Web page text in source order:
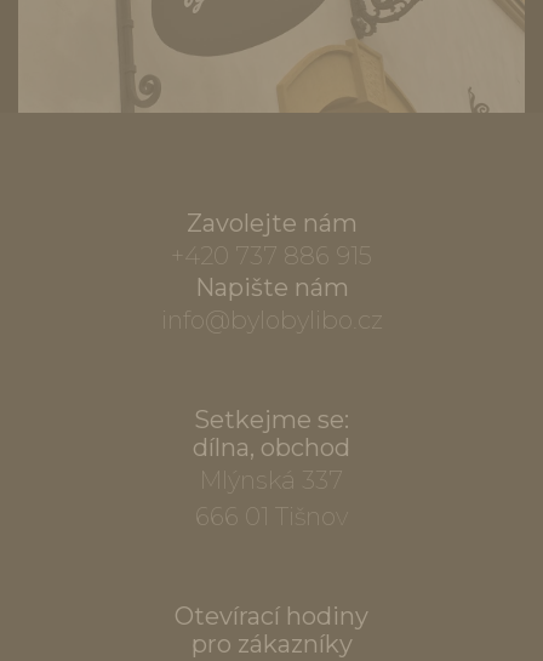
Zavolejte nám
+420 737 886 915
Napište nám
info@bylobylibo.cz
Setkejme se:
dílna, obchod
Mlýnská 337
666 01 Tišnov
Otevírací hodiny
pro zákazníky